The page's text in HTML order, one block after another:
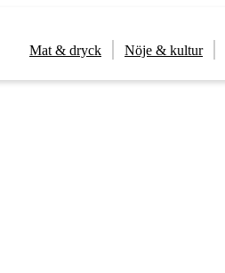
Mat & dryck Nöje & kultur